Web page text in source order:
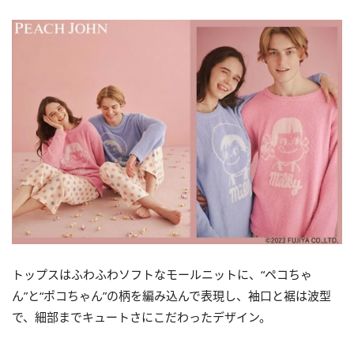
トップスはふわふわソフトなモールニットに、“ペコちゃ
ん”と“ポコちゃん”の柄を編み込んで表現し、袖口と裾は波型
で、細部までキュートさにこだわったデザイン。